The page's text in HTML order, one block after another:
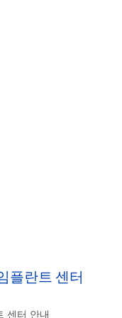
플란트 센터
센터 안내